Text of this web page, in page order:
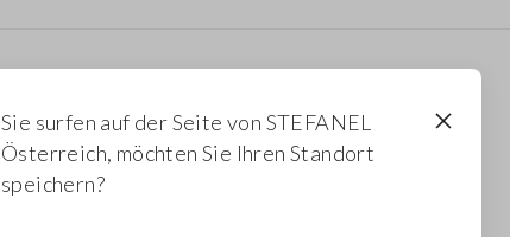
Erhalten Sie Informationen über neue Drops,
Kollektionen und Aktionen. Für Sie 10 % Rabatt.
Sie surfen auf der Seite von STEFANEL
Österreich, möchten Sie Ihren Standort
speichern?